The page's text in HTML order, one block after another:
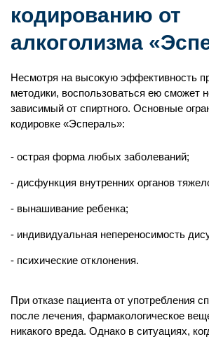
кодированию от
алкоголизма
Несмотря на высокую эффективность
методики, воспользоваться ею сможет
зависимый от спиртного. Основные
кодировке «Эспераль»:
острая форма любых заболеваний;
дисфункция внутренних органов
вынашивание ребенка;
индивидуальная непереносимость
психические отклонения.
При отказе пациента от употребления
после лечения, фармакологическое
никакого вреда. Однако в ситуациях,